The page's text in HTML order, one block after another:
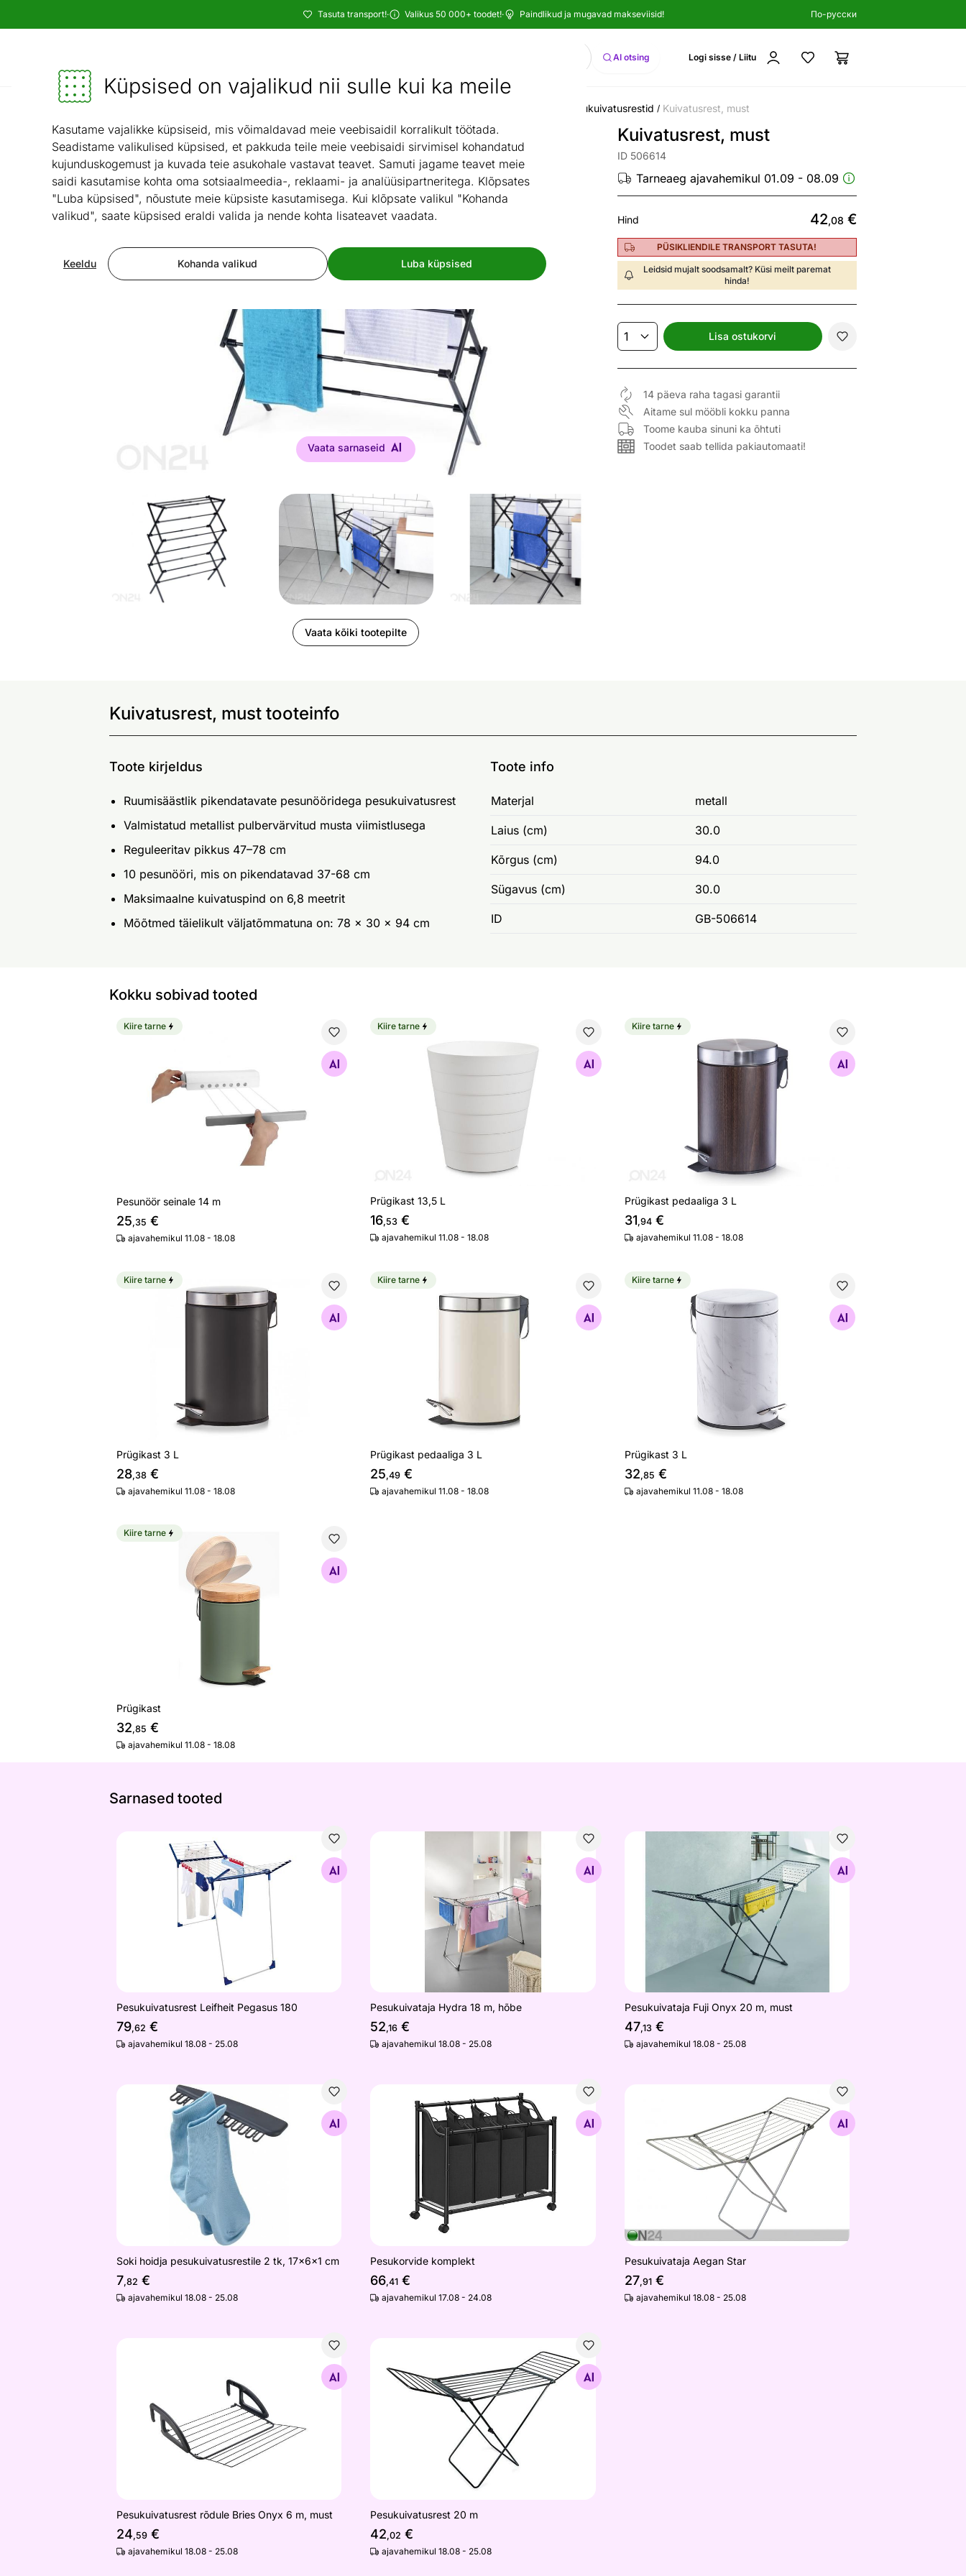
Küpsised on vajalikud nii sulle kui ka meile
Kasutame vajalikke küpsiseid, mis võimaldavad meie veebisaidil korralikult töötada.
Seadistame valikulised küpsised, et pakkuda teile meie veebisaidi sirvimisel kohandatud
kujunduskogemust ja kuvada teie asukohale vastavat teavet. Samuti jagame teavet meie
saidi kasutamise kohta oma sotsiaalmeedia-, reklaami- ja analüüsipartneritega. Klõpsates
"Luba küpsised", nõustute meie küpsiste kasutamisega. Kui klõpsate valikul "Kohanda
valikud", saate küpsised eraldi valida ja nende kohta lisateavet vaadata.
Kohanda valikud Luba küpsised
Keeldu
Tasuta transport!· Valikus 50 000+ toodet!· Paindlikud ja mugavad makseviisid! По-русски
Mööbel ja sisustus - ON24
Otsi AI otsing Logi sisse / Liitu
Pesukuivatusrestid / Kuivatusrest, must
Vaata sarnaseid
Vaata kõiki tootepilte
Kuivatusrest, must
ID 506614
Tarneaeg ajavahemikul 01.09 - 08.09
Hind 42,08 €
PÜSIKLIENDILE TRANSPORT TASUTA!
Leidsid mujalt soodsamalt? Küsi meilt paremat
hinda!
Lisa ostukorvi
14 päeva raha tagasi garantii
Aitame sul mööbli kokku panna
Toome kauba sinuni ka õhtuti
Toodet saab tellida pakiautomaati!
Kuivatusrest, must tooteinfo
Toote kirjeldus
Ruumisäästlik pikendatavate pesunööridega pesukuivatusrest
Valmistatud metallist pulbervärvitud musta viimistlusega
Reguleeritav pikkus 47–78 cm
10 pesunööri, mis on pikendatavad 37-68 cm
Maksimaalne kuivatuspind on 6,8 meetrit
Mõõtmed täielikult väljatõmmatuna on: 78 x 30 x 94 cm
Toote info
Materjal metall
Laius (cm) 30.0
Kõrgus (cm) 94.0
Sügavus (cm) 30.0
ID GB-506614
Kokku sobivad tooted
Kiire tarne
Pesunöör seinale 14 m
25,35 €
ajavahemikul 11.08 - 18.08
Otsi sarnaseid
Kiire tarne
Prügikast 13,5 L
16,53 €
ajavahemikul 11.08 - 18.08
Prügikast pedaaliga 3 L
Otsi sarnaseid
Kiire tarne
Prügikast pedaaliga 3 L
31,94€
ajavahemikul 11.08 - 18.08
Prügikast 3 L
Otsi sarnaseid
Kiire tarne
Prügikast 3 L
28,38 €
ajavahemikul 11.08 - 18.08
Prügikast pedaaliga 3 L
Otsi sarnaseid
Kiire tarne
Prügikast pedaaliga 3 L
25,49 €
ajavahemikul 11.08 - 18.08
Prügikast 3 L
Otsi sarnaseid
Kiire tarne
Prügikast 3 L
32,85 €
ajavahemikul 11.08 - 18.08
Kiire tarne
Prügikast
32,85 €
ajavahemikul 11.08 - 18.08
Sarnased tooted
Pesukuivatusrest Leifheit Pegasus 180
Otsi sarnaseid
Pesukuivatusrest Leifheit Pegasus 180
79,62 €
ajavahemikul 18.08 - 25.08
Otsi sarnaseid
Pesukuivataja Hydra 18 m, hõbe
52,16 €
ajavahemikul 18.08 - 25.08
Pesukuivataja Fuji Onyx 20 m, must
Otsi sarnaseid
Pesukuivataja Fuji Onyx 20 m, must
47,13€
ajavahemikul 18.08 - 25.08
Soki hoidja pesukuivatusrestile 2 tk, 17x6x1 cm
Otsi sarnaseid
Soki hoidja pesukuivatusrestile 2 tk, 17x6x1 cm
7,82 €
ajavahemikul 18.08 - 25.08
Pesukorvide komplekt
Otsi sarnaseid
Pesukorvide komplekt
66,41 €
ajavahemikul 17.08 - 24.08
Otsi sarnaseid
Pesukuivataja Aegan Star
27,91€
ajavahemikul 18.08 - 25.08
Pesukuivatusrest rõdule Bries Onyx 6 m, must
Pesukuivatusrest rõdule Bries Onyx 6 m, must
24,59 €
ajavahemikul 18.08 - 25.08
Otsi sarnaseid
Pesukuivatusrest 20 m
42,02 €
ajavahemikul 18.08 - 25.08